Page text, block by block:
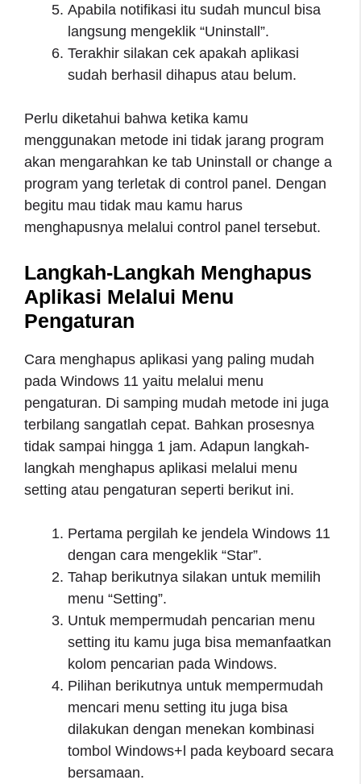
Apabila notifikasi itu sudah muncul bisa
langsung mengeklik “Uninstall”.
Terakhir silakan cek apakah aplikasi
sudah berhasil dihapus atau belum.
Perlu diketahui bahwa ketika kamu
menggunakan metode ini tidak jarang program
akan mengarahkan ke tab Uninstall or change a
program yang terletak di control panel. Dengan
begitu mau tidak mau kamu harus
menghapusnya melalui control panel tersebut.
Langkah-Langkah Menghapus
Aplikasi Melalui Menu
Pengaturan
Cara menghapus aplikasi yang paling mudah
pada Windows 11 yaitu melalui menu
pengaturan. Di samping mudah metode ini juga
terbilang sangatlah cepat. Bahkan prosesnya
tidak sampai hingga 1 jam. Adapun langkah-
langkah menghapus aplikasi melalui menu
setting atau pengaturan seperti berikut ini.
Pertama pergilah ke jendela Windows 11
dengan cara mengeklik “Star”.
Tahap berikutnya silakan untuk memilih
menu “Setting”.
Untuk mempermudah pencarian menu
setting itu kamu juga bisa memanfaatkan
kolom pencarian pada Windows.
Pilihan berikutnya untuk mempermudah
mencari menu setting itu juga bisa
dilakukan dengan menekan kombinasi
tombol Windows+l pada keyboard secara
bersamaan.